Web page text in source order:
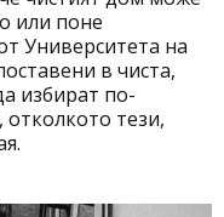
или поне
Университета на
в чиста,
избират по-
отколкото тези,